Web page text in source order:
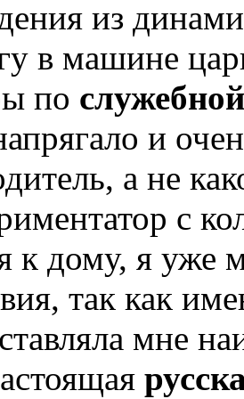
из
в машине
по
и
а не
с
к дому, я уже
так как
мне